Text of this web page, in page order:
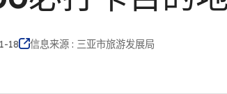
18 信息来源 : 三亚市旅游发展局